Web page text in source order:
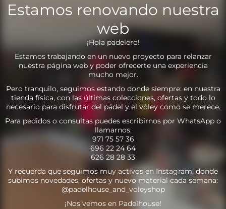
Estamos renovando nuestra
web
¡Hola padelero!
Estamos trabajando en un nuevo proyecto para relanzar
nuestra página web y poder ofrecerte una experiencia
mucho mejor.
Pero tranquilo, seguimos estando donde siempre: en nuestra
tienda física, con las últimas colecciones, ofertas y todo lo
necesario para disfrutar del pádel y el vóley como se merece.
Para pedidos o consultas puedes escribirnos por WhatsApp o
llamarnos:
971 75 57 36
696 22 24 64
626 28 28 33
Y recuerda que seguimos muy activos en Instagram, donde
subimos novedades, ofertas y nuevo material cada semana:
@padelhouse_and_voleyshop
¡Nos vemos en Padelhouse!